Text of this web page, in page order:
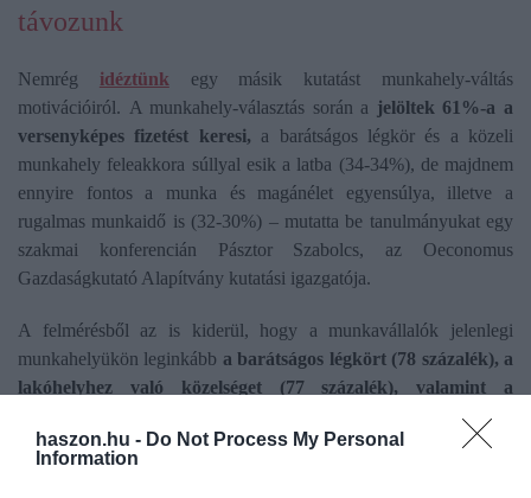
haszon.hu - Do Not Process My Personal
Information
távozunk
Nemrég idéztünk egy másik kutatást munkahely-váltás
motivációiról. A munkahely-választás során a jelöltek 61%-a a
versenyképes fizetést keresi, a barátságos légkör és a közeli
munkahely feleakkora súllyal esik a latba (34-34%), de majdnem
ennyire fontos a munka és magánélet egyensúlya, illetve a
rugalmas munkaidő is (32-30%) – mutatta be tanulmányukat egy
szakmai konferencián Pásztor Szabolcs, az Oeconomus
Gazdaságkutató Alapítvány kutatási igazgatója.
A felmérésből az is kiderül, hogy a munkavállalók jelenlegi
munkahelyükön leginkább a barátságos légkört (78 százalék), a
lakóhelyhez való közelséget (77 százalék), valamint a
Érdekesség,
hogy a válaszadók kevesebb mint fele, 49 százaléka említette csak